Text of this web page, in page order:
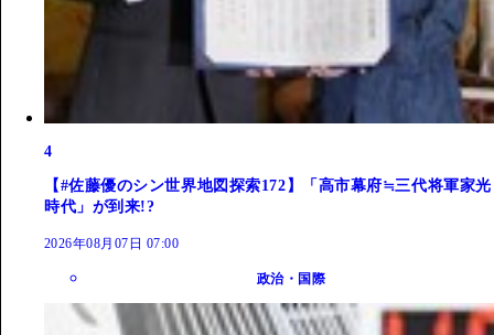
4
【#佐藤優のシン世界地図探索172】「高市幕府≒三代将軍家光
時代」が到来!?
2026年08月07日 07:00
政治・国際